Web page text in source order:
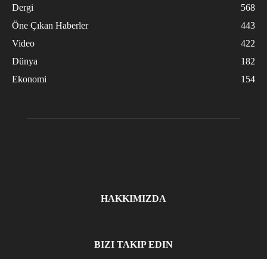
Dergi
568
Öne Çıkan Haberler
443
Video
422
Dünya
182
Ekonomi
154
HAKKIMIZDA
BIZI TAKIP EDIN